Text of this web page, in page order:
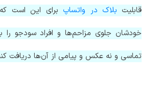
قابلیت بلاک در واتساپبرای این است که
خودشان جلوی مزاحم‌ها و افراد سودجو را
تماسی و نه عکس و پیامی از آن‌ها دریافت